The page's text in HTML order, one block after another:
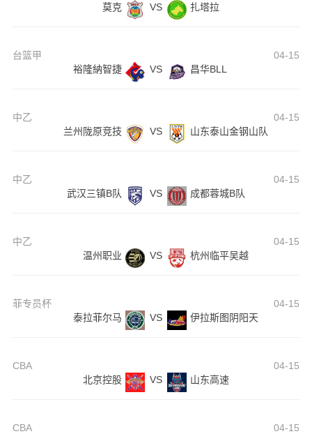
莫克
VS 扎塔拉
台篮甲
04-15
裕隆納智捷
VS 昌华BLL
中乙
04-15
兰州陇原竞技
VS 山东泰山金钢山队
中乙
04-15
武汉三镇B队
VS 成都蓉城B队
中乙
04-15
温州职业
VS 杭州临平吴越
菲专员杯
04-15
泰拉菲尔马
VS 伊拉斯图阴阳天
CBA
04-15
北京控股
VS 山东高速
CBA 04-15